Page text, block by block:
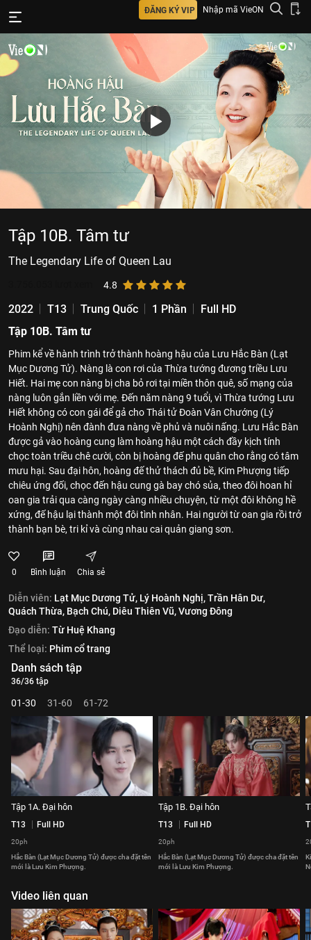
ĐĂNG KÝ VIP Nhập mã VieON
Tập 10B. Tâm tư
The Legendary Life of Queen Lau
4.8
2022 T13 Trung Quốc 1 Phần
Full HD
Tập 10B. Tâm tư
Phim kể về hành trình trở thành hoàng hậu của Lưu Hắc Bàn (Lạt
Mục Dương Tử). Nàng là con rơi của Thừa tướng đương triều Lưu
Hiết. Hai mẹ con nàng bị cha bỏ rơi tại miền thôn quê, số mạng của
nàng luôn gắn liền với mẹ. Đến năm nàng 9 tuổi, vì Thừa tướng Lưu
Hiết không có con gái để gả cho Thái tử Đoàn Vân Chướng (Lý
Hoành Nghị) nên đành đưa nàng về phủ và nuôi nấng. Lưu Hắc Bàn
được gả vào hoàng cung làm hoàng hậu một cách đầy kịch tính
chọc toàn triều chê cười, còn bị hoàng đế phu quân cho rằng có tâm
mưu hại. Sau đại hôn, hoàng đế thử thách đủ bề, Kim Phượng tiếp
chiêu ứng đối, chọc đến hậu cung gà bay chó sủa, theo đôi hoan hỉ
oan gia trải qua càng ngày càng nhiều chuyện, từ một đôi không hề
xứng, đế hậu lại thành một đôi tình nhân. Hai người từ oan gia rồi trở
thành bạn bè, tri kỉ và cùng nhau cai quản giang sơn.
0 Bình luận Chia sẻ
Diễn viên: Lạt Mục Dương Tử, Lý Hoành Nghị,Trần Hân Dư,
Quách Thừa, Bạch Chú, Diêu Thiên Vũ,Vương Đông
Đạo diễn: Từ Huệ Khang
Thể loại: Phim cổ trang
Danh sách tập
36/36 tập
01-30 31-60 61-72
Tập 1A. Đại hôn
T13 Full HD
20ph
Hắc Bàn (Lạt Mục Dương Tử) được cha đặt tên
mới là Lưu Kim Phượng.
Tập 1B. Đại hôn
T13 Full HD
20ph
Hắc Bàn (Lạt Mục Dương Tử) được cha đặt tên
mới là Lưu Kim Phượng.
Video liên quan